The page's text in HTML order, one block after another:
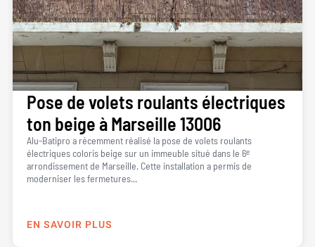
Pose de volets roulants électriques
ton beige à Marseille 13006
Alu-Batipro a récemment réalisé la pose de volets roulants
électriques coloris beige sur un immeuble situé dans le 6ᵉ
arrondissement de Marseille. Cette installation a permis de
moderniser les fermetures...
EN SAVOIR PLUS